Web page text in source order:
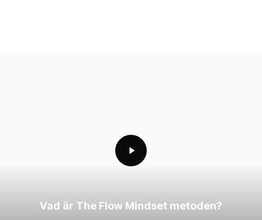
Vad är The Flow Mindset metoden?